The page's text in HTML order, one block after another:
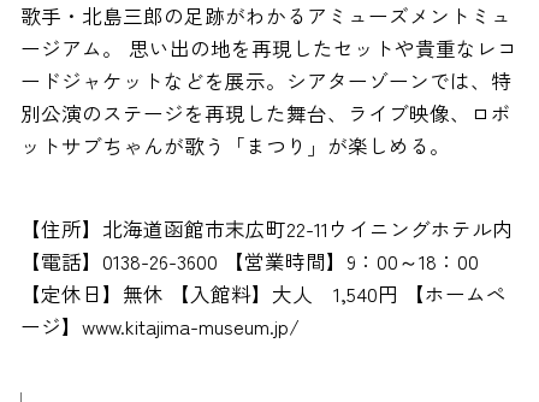
歌手・北島三郎の足跡がわかるアミューズメントミュ
ージアム。 思い出の地を再現したセットや貴重なレコ
ードジャケットなどを展示。シアターゾーンでは、特
別公演のステージを再現した舞台、ライブ映像、ロボ
ットサブちゃんが歌う「まつり」が楽しめる。
【住所】北海道函館市末広町22-11ウイニングホテル内
【電話】0138-26-3600 【営業時間】9：00～18：00
【定休日】無休 【入館料】大人 1,540円 【ホームペ
ージ】www.kitajima-museum.jp/